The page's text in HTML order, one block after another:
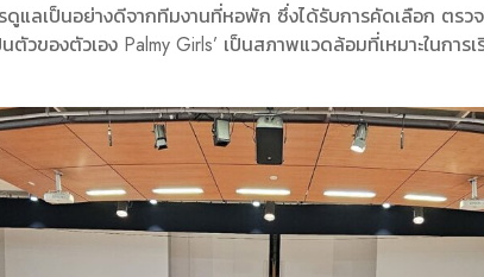
แลเป็นอย่างดีจากทีมงานที่หอพัก ซึ่งได้รับการคัดเลือก ตรว
วของตัวเอง Palmy Girls’ เป็นสภาพแวดล้อมที่เหมาะในกา